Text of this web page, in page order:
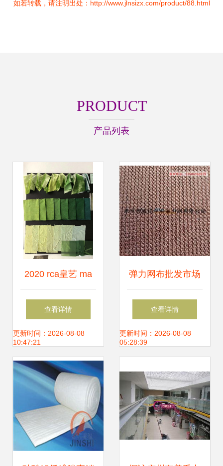
如若转载，请注明出处：http://www.jlnsizx.com/product/88.html
PRODUCT
产品列表
2020 rca皇艺 ma
textiles纺织品设计
线上毕业秀 综合材
料 soft systems方
向
查看详情
更新时间：2026-08-08
10:47:21
弹力网布批发市场
洞析 双针床工业导
流网直销供应的优
查看详情
更新时间：2026-08-08
05:28:39